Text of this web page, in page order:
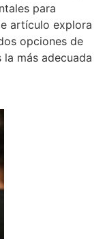
para
artículo explora
opciones de
más adecuada